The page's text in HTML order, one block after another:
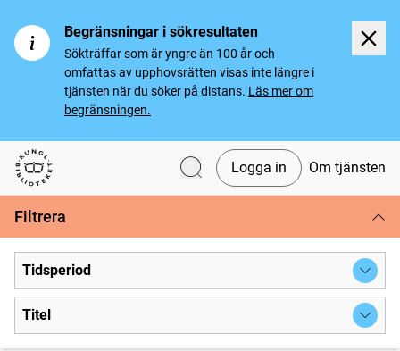
Begränsningar i sökresultaten
Sökträffar som är yngre än 100 år och
omfattas av upphovsrätten visas inte längre i
tjänsten när du söker på distans. Läs mer om
begränsningen.
Svenska tidningar
Logga in Om tjänsten
Filtrera
Tidsperiod
Titel